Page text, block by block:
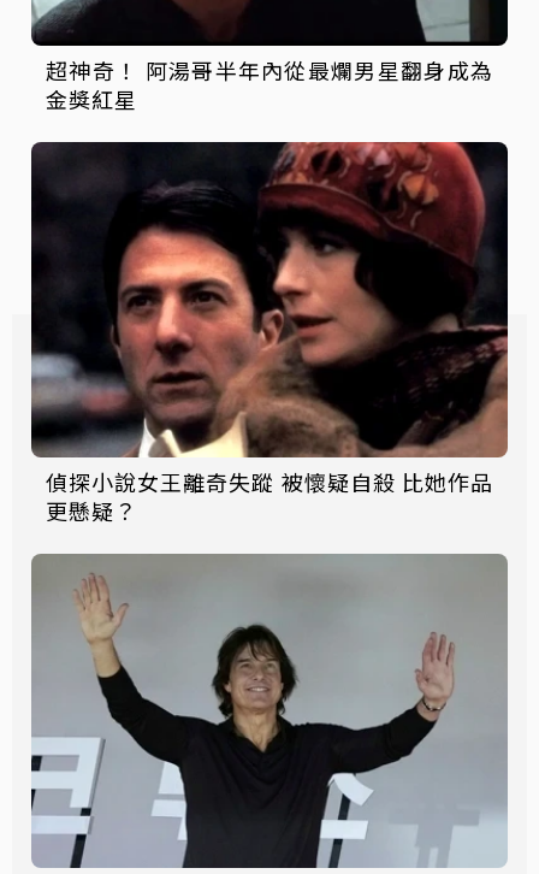
超神奇！ 阿湯哥半年內從最爛男星翻身成為
金獎紅星
偵探小說女王離奇失蹤 被懷疑自殺 比她作品
更懸疑？